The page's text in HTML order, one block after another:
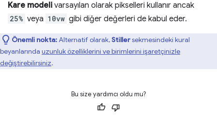
Kare modeli varsayılan olarak pikselleri kullanır ancak
25% veya 10vw gibi diğer değerleri de kabul eder.
Önemli nokta:Alternatif olarak,Stillersekmesindeki kural
beyanlarında uzunluk özelliklerini ve birimlerini işaretçinizle
değiştirebilirsiniz.
Bu size yardımcı oldu mu?